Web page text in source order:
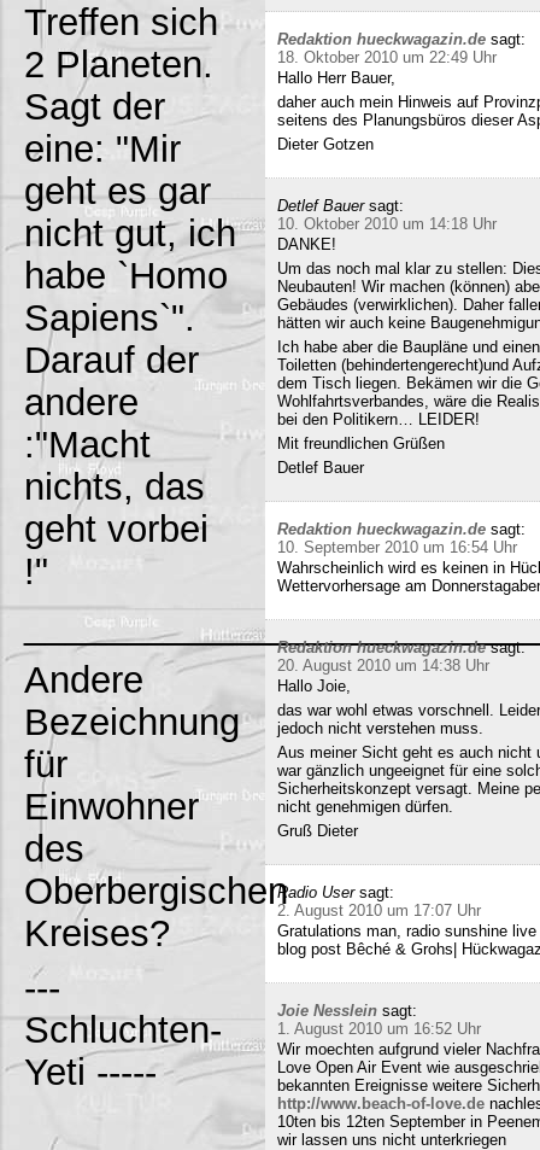
Treffen sich
2 Planeten.
Sagt der
eine: "Mir
geht es gar
nicht gut, ich
habe `Homo
Sapiens`".
Darauf der
andere
:"Macht
nichts, das
geht vorbei
!"
Andere
Bezeichnung
für
Einwohner
des
Oberbergischen
Kreises?
---
Schluchten-
Yeti -----
Redaktion hueckwagazin.de sagt:
18. Oktober 2010 um 22:49 Uhr
Hallo Herr Bauer,
daher auch mein Hinweis auf
seitens des Planungsbüros dieser
Dieter Gotzen
Detlef Bauer sagt:
10. Oktober 2010 um 14:18 Uhr
DANKE!
Um das noch mal klar zu stellen:
Neubauten! Wir machen (können)
Gebäudes (verwirklichen). Daher
hätten wir auch keine
Ich habe aber die Baupläne und
Toiletten (behindertengerecht)und
dem Tisch liegen. Bekämen wir die
Wohlfahrtsverbandes, wäre die
bei den Politikern… LEIDER!
Mit freundlichen Grüßen
Detlef Bauer
Redaktion hueckwagazin.de sagt:
10. September 2010 um 16:54 Uhr
Wahrscheinlich wird es keinen in
Wettervorhersage am
Redaktion hueckwagazin.de sagt:
20. August 2010 um 14:38 Uhr
Hallo Joie,
das war wohl etwas vorschnell.
jedoch nicht verstehen muss.
Aus meiner Sicht geht es auch nicht
war gänzlich ungeeignet für eine
Sicherheitskonzept versagt. Meine
nicht genehmigen dürfen.
Gruß Dieter
Radio User sagt:
2. August 2010 um 17:07 Uhr
Gratulations man, radio sunshine
blog post Bêché & Grohs|
Joie Nesslein sagt:
1. August 2010 um 16:52 Uhr
Wir moechten aufgrund vieler
Love Open Air Event wie
bekannten Ereignisse weitere
http://www.beach-of-love.de
10ten bis 12ten September in
wir lassen uns nicht unterkriegen